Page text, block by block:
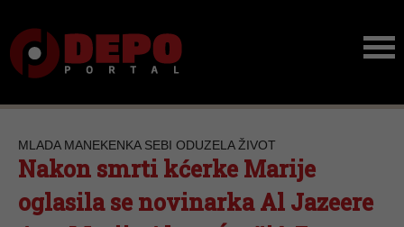
MLADA MANEKENKA SEBI ODUZELA ŽIVOT
Nakon smrti kćerke Marije
oglasila se novinarka Al Jazeere